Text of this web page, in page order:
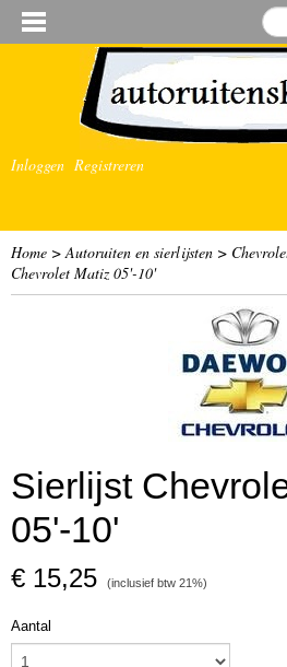
Inloggen Registreren
Home >Autoruiten en sierlijsten >
Chevrolet Matiz 05'-10'
Sierlijst
05'-10'
€ 15,25 (inclusief btw 21%)
Aantal